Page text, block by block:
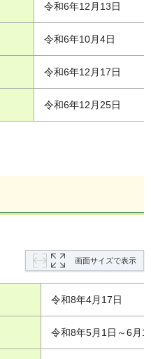
令和6年12月13日
令和6年10月4日
令和6年12月17日
令和6年12月25日
画面サイズで表示
令和8年4月17日
令和8年5月1日～6月1